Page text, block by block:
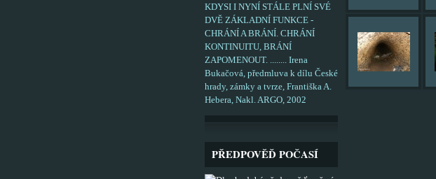
KDYSI I NYNÍ STÁLE PLNÍ SVÉ
DVĚ ZÁKLADNÍ FUNKCE -
CHRÁNÍ A BRÁNÍ. CHRÁNÍ
KONTINUITU, BRÁNÍ
ZAPOMENOUT. ........ Irena
Bukačová, předmluva k dílu České
hrady, zámky a tvrze, Františka A.
Hebera, Nakl. ARGO, 2002
PŘEDPOVĚĎ POČASÍ